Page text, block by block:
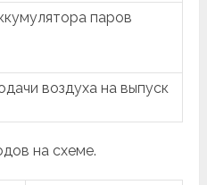
паров
воздуха на выпуск
на схеме.